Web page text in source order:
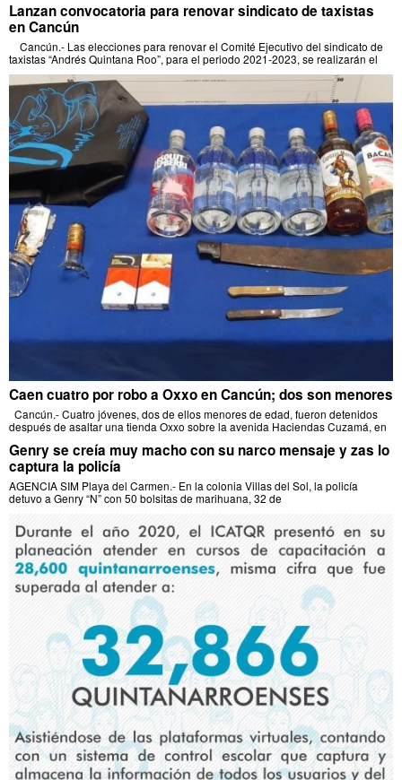
Lanzan convocatoria para renovar sindicato de taxistas
en Cancún
Cancún.- Las elecciones para renovar el Comité Ejecutivo del sindicato de
taxistas “Andrés Quintana Roo”, para el periodo 2021-2023, se realizarán el
Caen cuatro por robo a Oxxo en Cancún; dos son menores
Cancún.- Cuatro jóvenes, dos de ellos menores de edad, fueron detenidos
después de asaltar una tienda Oxxo sobre la avenida Haciendas Cuzamá, en
Genry se creía muy macho con su narco mensaje y zas lo
captura la policía
AGENCIA SIM Playa del Carmen.- En la colonia Villas del Sol, la policía
detuvo a Genry “N” con 50 bolsitas de marihuana, 32 de